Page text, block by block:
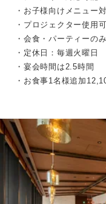
・お子様向けメニュー
・プロジェクター使用
・会食・パーティーの
・定休日：毎週火曜日
・宴会時間は2.5時間
・お食事1名様追加